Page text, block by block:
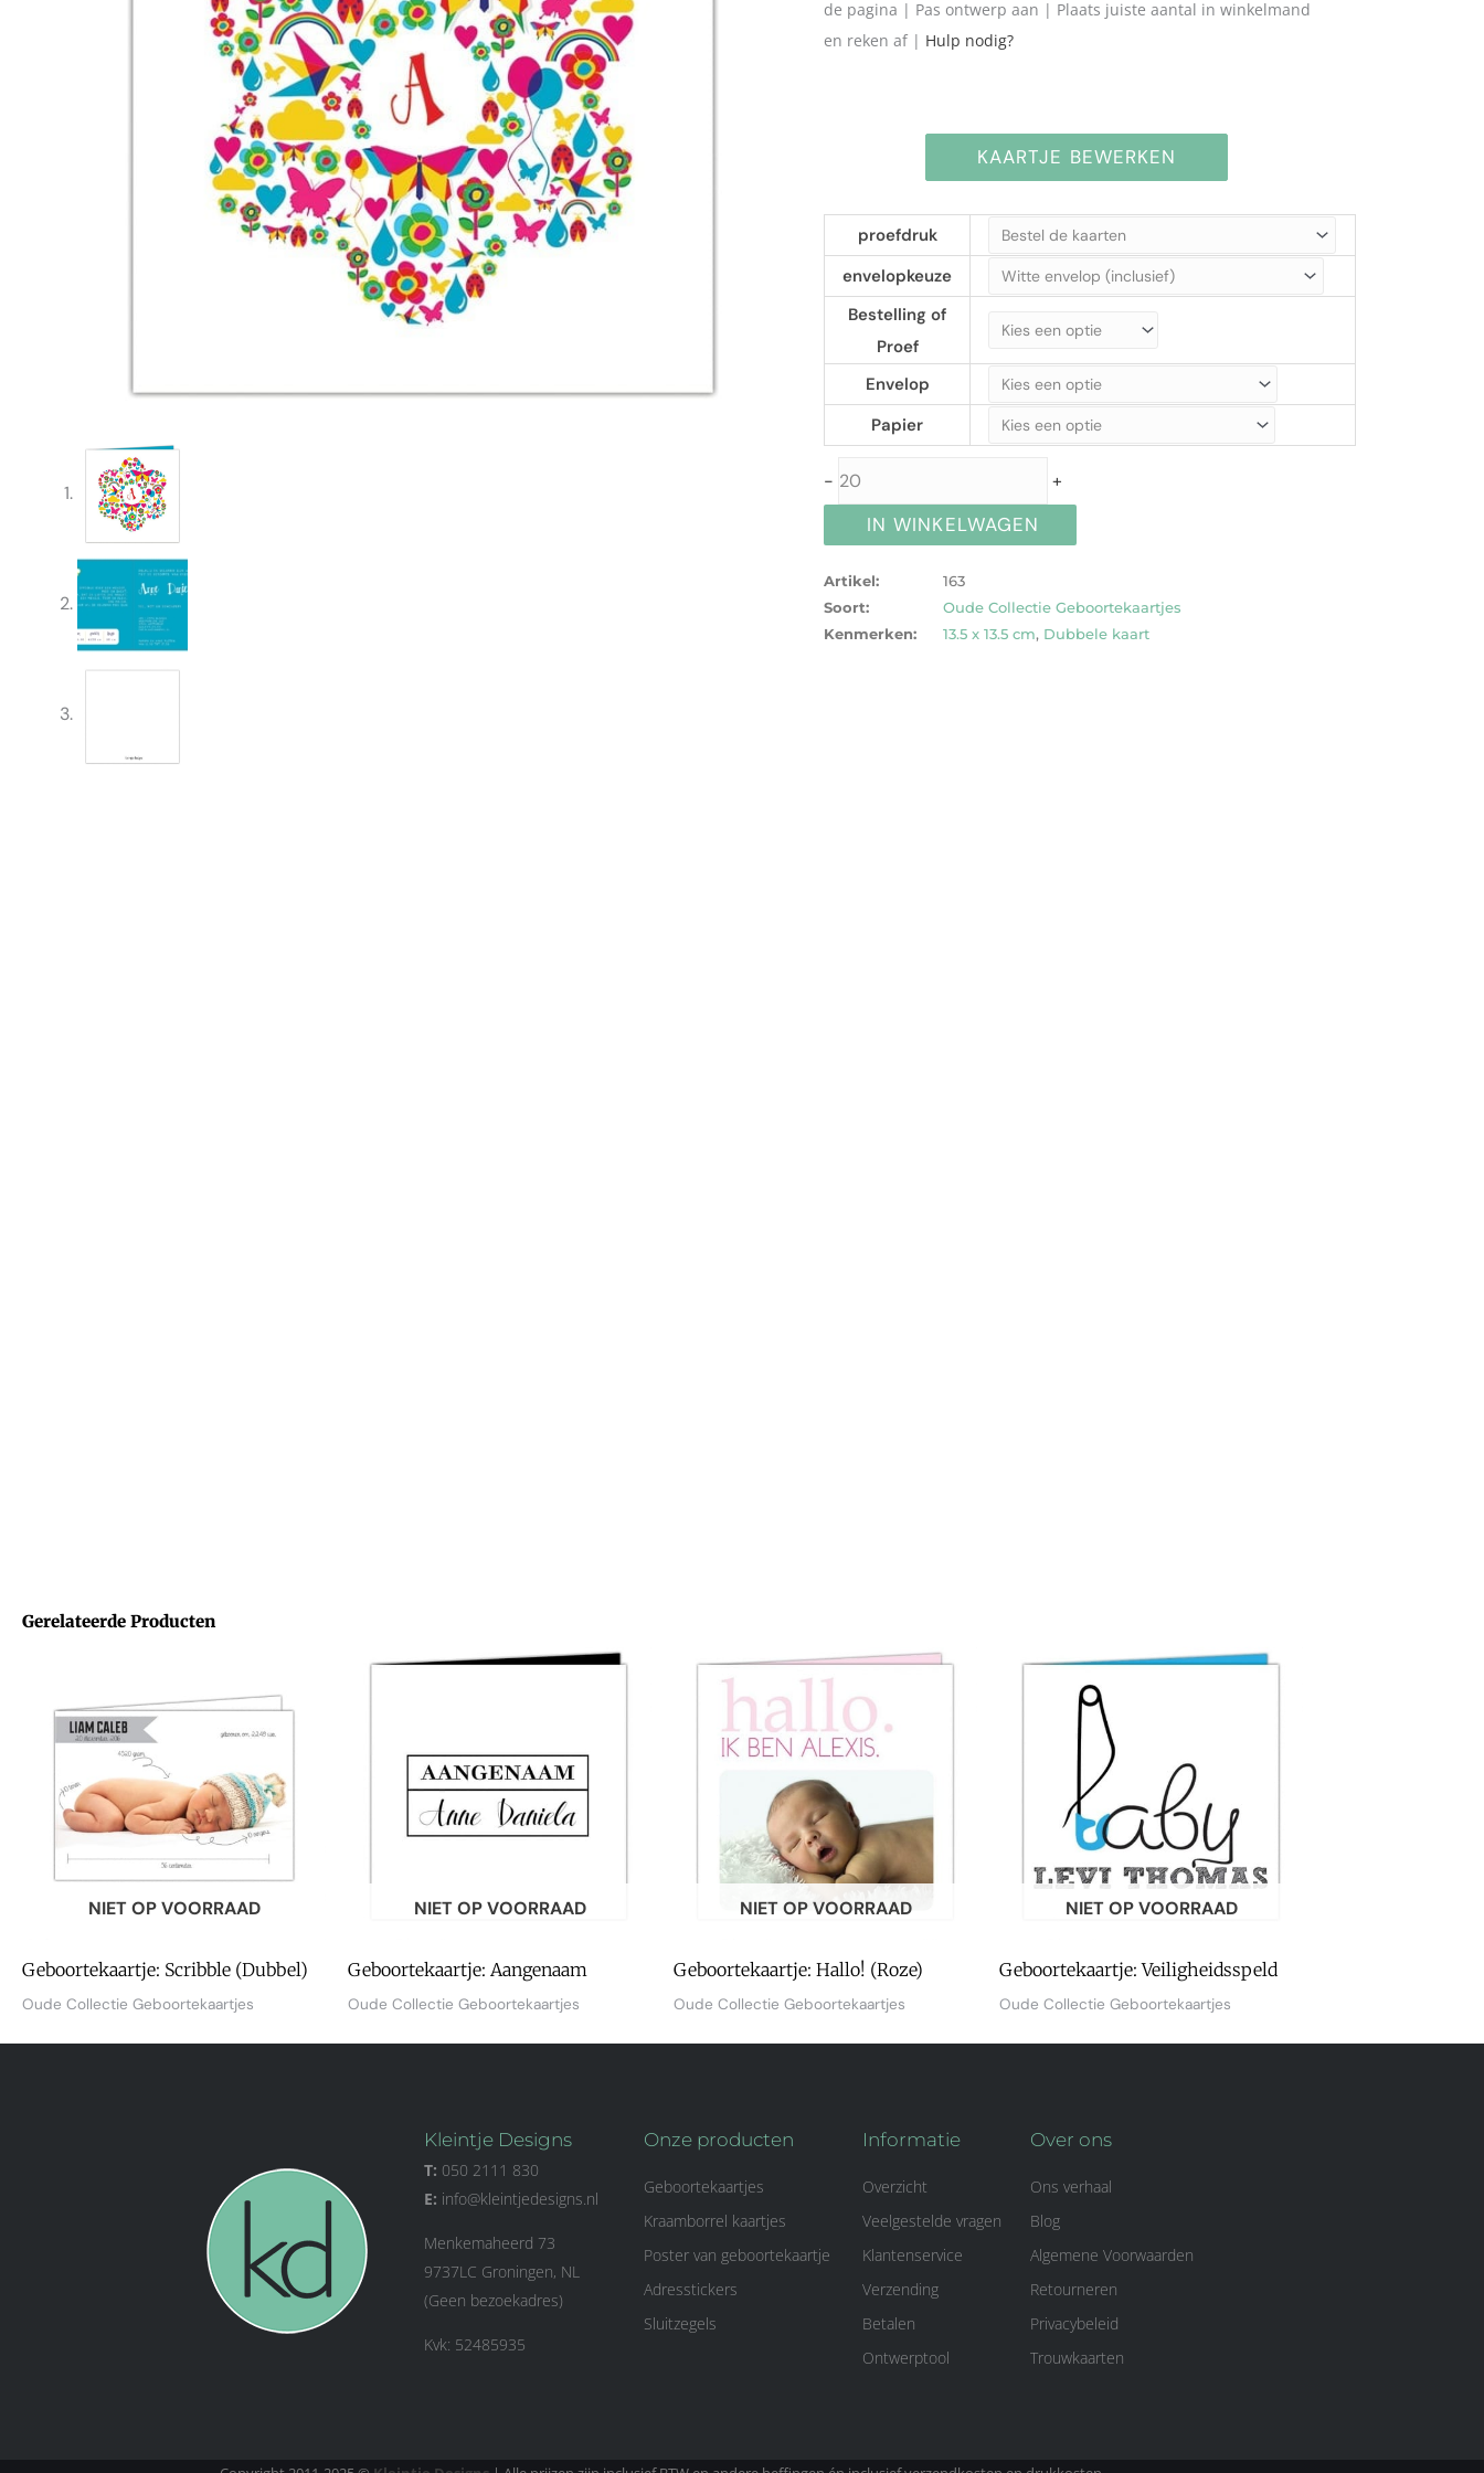
de pagina | Pas ontwerp aan | Plaats juiste aantal in winkelmand
en reken af | Hulp nodig?
KAARTJE BEWERKEN
proefdruk
envelopkeuze
Bestelling of
Proef
Envelop
Papier
-
Geboortekaartje:
Vrolijk
aantal
+
IN WINKELWAGEN
Artikel:
163
Soort:
Oude Collectie Geboortekaartjes
Kenmerken:
13.5 x 13.5 cm, Dubbele kaart
Gerelateerde Producten
NIET OP VOORRAAD
Geboortekaartje: Scribble (Dubbel)
Oude Collectie Geboortekaartjes
NIET OP VOORRAAD
Geboortekaartje: Aangenaam
Oude Collectie Geboortekaartjes
NIET OP VOORRAAD
Geboortekaartje: Hallo! (Roze)
Oude Collectie Geboortekaartjes
NIET OP VOORRAAD
Geboortekaartje: Veiligheidsspeld
Oude Collectie Geboortekaartjes
Kleintje Designs
T: 050 2111 830
E: info@kleintjedesigns.nl
Menkemaheerd 73
9737LC Groningen, NL
(Geen bezoekadres)
Kvk: 52485935
Onze producten
Geboortekaartjes
Kraamborrel kaartjes
Poster van geboortekaartje
Adresstickers
Sluitzegels
Informatie
Overzicht
Veelgestelde vragen
Klantenservice
Verzending
Betalen
Ontwerptool
Over ons
Ons verhaal
Blog
Algemene Voorwaarden
Retourneren
Privacybeleid
Trouwkaarten